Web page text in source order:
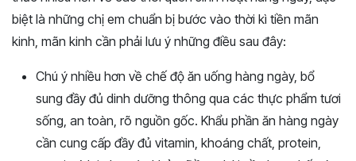
biệt là những chị em chuẩn bị bước vào thời kì tiền mãn
kinh, mãn kinh cần phải lưu ý những điều sau đây:
Chú ý nhiều hơn về chế độ ăn uống hàng ngày, bổ
sung đầy đủ dinh dưỡng thông qua các thực phẩm tươi
sống, an toàn, rõ nguồn gốc. Khẩu phần ăn hàng ngày
cần cung cấp đầy đủ vitamin, khoáng chất, protein,